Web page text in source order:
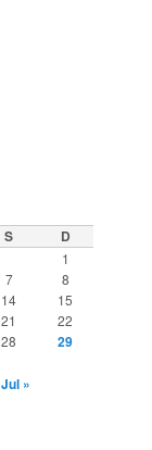
S D
1
7
8
14
15
21
22
28 29
Jul »